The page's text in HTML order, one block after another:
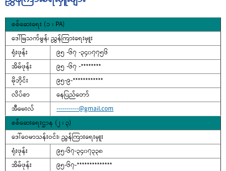
စစ်ဆေးရေး (၁ ၊ PA)
ဒေါ်မြသက်မွန်၊ ညွှန်ကြားရေးမှူး
ရုံးဖုန်း
၉၅ -၆၇ -၃၄၀၇၇၅၆
အိမ်ဖုန်း
၉၅ -၆၇ -********
မိုဘိုင်း
၉၅-၉-************
လိပ်စာ
နေပြည်တော်
အီမေးလ်
-----------@gmail.com
စစ်ဆေးရေးဌာန (၂ ၊ ၃)
ဒေါ်ဝေမာသန်းဝင်း၊ ညွှန်ကြားရေးမှူး
ရုံးဖုန်း
၉၅-၆၇-၃၄၀၇၃၃၈
အိမ်ဖုန်း
၉၅-၆၇-**************